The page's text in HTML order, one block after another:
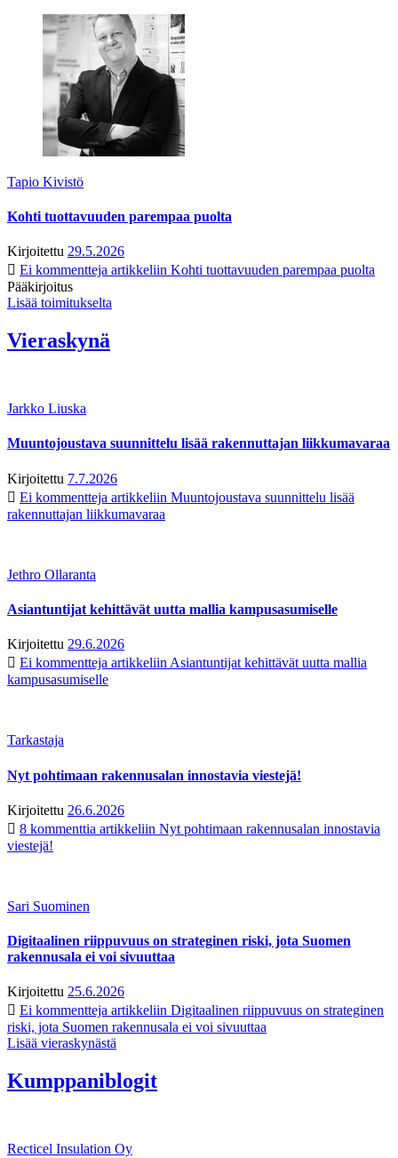
Tapio Kivistö
Kohti tuottavuuden parempaa puolta
Kirjoitettu 29.5.2026
Ei kommentteja artikkeliin Kohti tuottavuuden parempaa puolta
Pääkirjoitus
Lisää toimitukselta
Vieraskynä
Jarkko Liuska
Muuntojoustava suunnittelu lisää rakennuttajan liikkumavaraa
Kirjoitettu 7.7.2026
Ei kommentteja artikkeliin Muuntojoustava suunnittelu lisää
rakennuttajan liikkumavaraa
Jethro Ollaranta
Asiantuntijat kehittävät uutta mallia kampusasumiselle
Kirjoitettu 29.6.2026
Ei kommentteja artikkeliin Asiantuntijat kehittävät uutta mallia
kampusasumiselle
Tarkastaja
Nyt pohtimaan rakennusalan innostavia viestejä!
Kirjoitettu 26.6.2026
8 kommenttia artikkeliin Nyt pohtimaan rakennusalan innostavia
viestejä!
Sari Suominen
Digitaalinen riippuvuus on strateginen riski, jota Suomen
rakennusala ei voi sivuuttaa
Kirjoitettu 25.6.2026
Ei kommentteja artikkeliin Digitaalinen riippuvuus on strateginen
riski, jota Suomen rakennusala ei voi sivuuttaa
Lisää vieraskynästä
Kumppaniblogit
Recticel Insulation Oy